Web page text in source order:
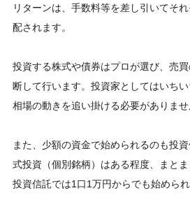
リターンは、手数料等を差し引いてそ
配されます。
投資する株式や債券はプロが選び、売
断して行います。投資家としてはいちい
相場の動きを追い掛ける必要がありませ
また、少額の資金で始められるのも投
式投資（個別銘柄）はある程度、まとま
投資信託では1口1万円からでも始められ